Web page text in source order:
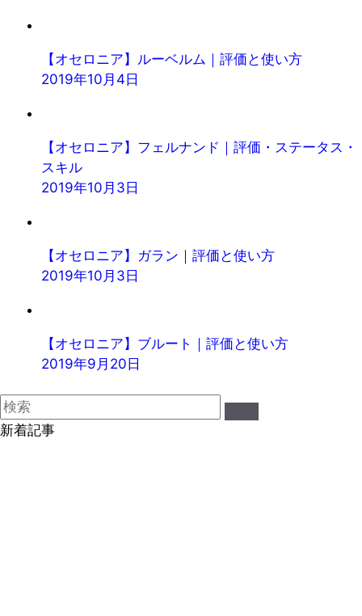
【オセロニア】ルーベルム｜評価と使い方
2019年10月4日
【オセロニア】フェルナンド｜評価・ステータス・
スキル
2019年10月3日
【オセロニア】ガラン｜評価と使い方
2019年10月3日
【オセロニア】ブルート｜評価と使い方
2019年9月20日
新着記事